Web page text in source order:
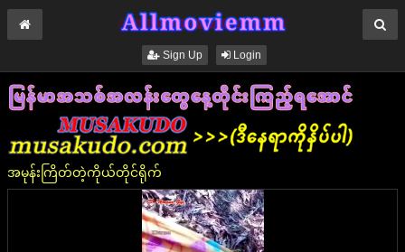
Sign Up Login
အမုန်းကြိတ်တဲ့ကိုယ်တိုင်ရိုက်